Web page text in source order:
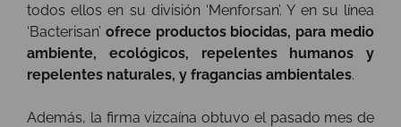
todos ellos en su división ‘Menforsan’. Y en su línea
‘Bacterisan’ ofrece productos biocidas, para medio
ambiente, ecológicos, repelentes humanos y
repelentes naturales, y fragancias ambientales.
Además, la firma vizcaína obtuvo el pasado mes de